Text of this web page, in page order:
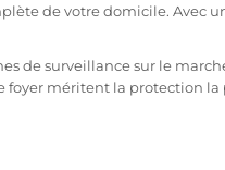
de votre domicile. Avec
desurveillancesur le
foyer méritent la protection la